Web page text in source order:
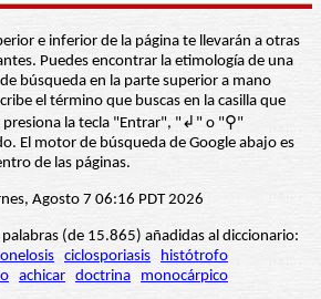
e inferior de la página te llevarán a otras
Puedes encontrar la etimología de una
búsqueda en la parte superior a mano
el término que buscas en la casilla que
presiona la tecla "Entrar", "↲" o "⚲"
El motor de búsqueda de Google abajo es
de las páginas.
Agosto 7 06:16 PDT 2026
palabras (de 15.865) añadidas al diccionario:
ciclosporiasis
histótrofo
achicar doctrina monocárpico